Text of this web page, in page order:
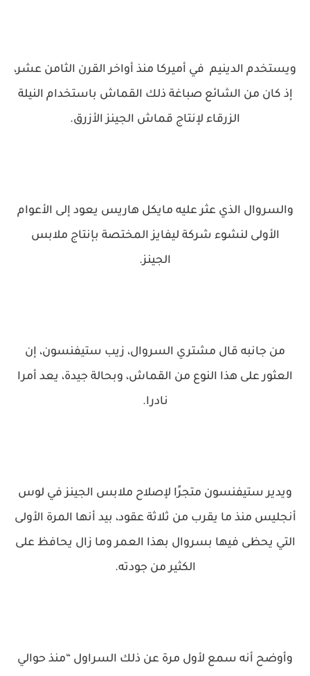
ويستخدم الدينيم في أميركا منذ أواخر القرن الثامن عشر،
إذ كان من الشائع صباغة ذلك القماش باستخدام النيلة
الزرقاء لإنتاج قماش الجينز الأزرق.
والسروال الذي عثر عليه مايكل هاريس يعود إلى الأعوام
الأولى لنشوء شركة ليفايز المختصة بإنتاج ملابس
الجينز.
من جانبه قال مشتري السروال، زيب ستيفنسون، إن
العثور على هذا النوع من القماش، وبحالة جيدة، يعد أمرا
نادرا.
ويدير ستيفنسون متجرًا لإصلاح ملابس الجينز في لوس
أنجليس منذ ما يقرب من ثلاثة عقود، بيد أنها المرة الأولى
التي يحظى فيها بسروال بهذا العمر وما زال يحافظ على
الكثير من جودته.
وأوضح أنه سمع لأول مرة عن ذلك السراول “منذ حوالي